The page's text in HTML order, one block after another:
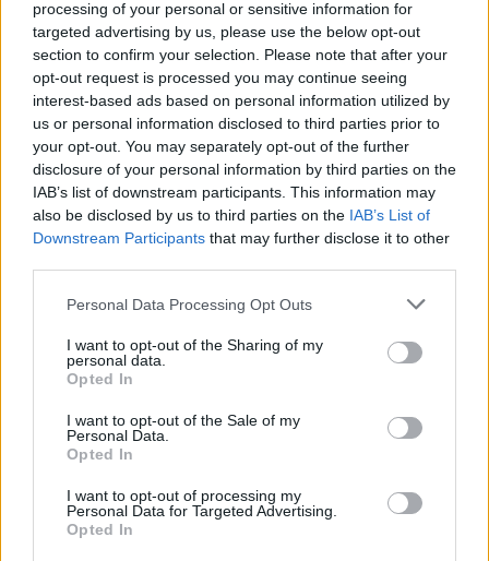
processing of your personal or sensitive information for
targeted advertising by us, please use the below opt-out
section to confirm your selection. Please note that after your
opt-out request is processed you may continue seeing
interest-based ads based on personal information utilized by
us or personal information disclosed to third parties prior to
your opt-out. You may separately opt-out of the further
disclosure of your personal information by third parties on the
IAB’s list of downstream participants. This information may
also be disclosed by us to third parties on the IAB’s List of
Downstream Participants that may further disclose it to other
Personal Data Processing Opt Outs
I want to opt-out of the Sharing of my
personal data.
Opted In
I want to opt-out of the Sale of my
Personal Data.
Opted In
I want to opt-out of processing my
Personal Data for Targeted Advertising.
Opted In
intereses. Tie sniedz praktisku pieredzi, palīdz
apzināties, kādas prasmes vislabāk padodas un
kādā virzienā attīstīt savu profesionālo ceļu,” norāda
“Workis” klientu apkalpošanas vadītāja Baiba
Rozentāle.
Atbildi “vairāk nekā 10,00 eiro/stundā” atzīmējuši
vairāk nekā puse jeb 53% iedzīvotāju vecuma grupā
atbildi izvēlējušies tikai 28%. Stundas likme 9,00-9,99
eiro robežās ir otrā populārākā atbilde vecuma
grupā no 30 līdz 39 gadiem, kur to norādījuši 10%
grupās 40-49 un 50-59, kur šādu stundas likmi par
pieņemamu uzskata 9% aptaujas dalībnieku. Daļa
Latvijas iedzīvotāju jeb 15% respondentu norāda, ka
viņiem neinteresē blakus darbi, lai gūtu papildu